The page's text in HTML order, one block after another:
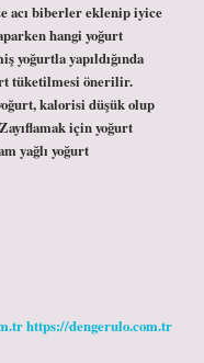
acı biberler eklenip iyice
hangi yoğurt
yoğurtla yapıldığında
tüketilmesi önerilir.
kalorisi düşük olup
için yoğurt
yağlı yoğurt
https://dengerulo.com.tr